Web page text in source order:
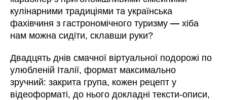
кулінарними традиціями та українська
фахівчиня з гастрономічного туризму— хіба
нам можна сидіти, склавши руки?
Двадцять днів смачної віртуальної подорожі по
улюбленій Італії, формат максимально
зручний: закрита група, кожен рецепт у
відеоформаті, до нього докладні тексти-описи,